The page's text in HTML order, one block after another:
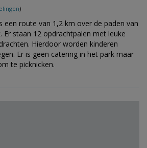
)
een route van 1,2 km over de paden van
Er staan 12 opdrachtpalen met leuke
Hierdoor worden kinderen
Er is geen catering in het park maar
te picknicken.